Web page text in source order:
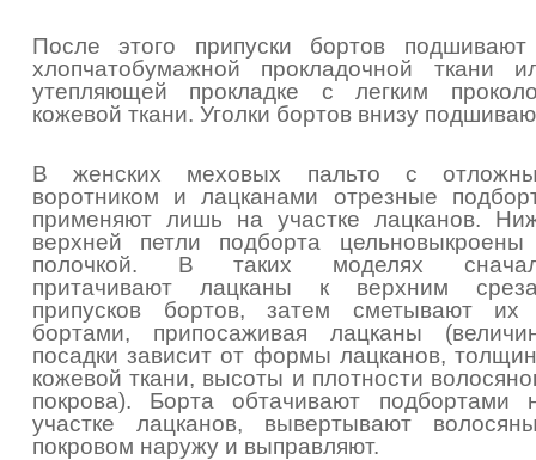
После этого припуски бортов
хлопчатобумажной прокладочной ткани
утепляющей прокладке с легким
кожевой ткани. Уголки бортов внизу
В женских меховых пальто с
воротником и лацканами отрезные
применяют лишь на участке лацканов.
верхней петли подборта
полочкой. В таких моделях
притачивают лацканы к верхним
припусков бортов, затем сметывают
бортами, припосаживая лацканы
посадки зависит от формы лацканов,
кожевой ткани, высоты и плотности
покрова). Борта обтачивают подбортами
участке лацканов, вывертывают
покровом наружу и выправляют.